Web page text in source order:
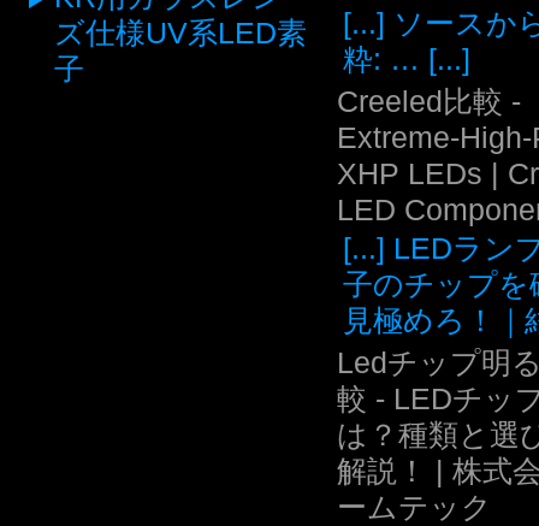
ズ仕様UV系LED素
子
[...] ソースか
粋: … [...]
Creeled比較 -
Extreme-
XHP LEDs |
LED
[...] LEDラン
子のチップを
見極めろ！｜
Ledチップ明
較 - LEDチッ
は？種類と選
解説！ | 株式
ームテック